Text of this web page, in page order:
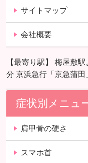
サイトマップ
会社概要
【最寄り駅】 梅屋敷
分 京浜急行「京急蒲
症状別メニュ
肩甲骨の硬さ
スマホ首